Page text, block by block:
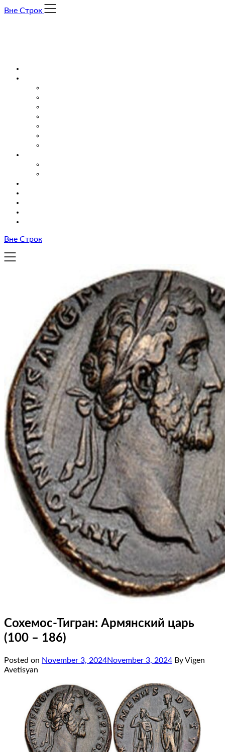
Skip
Вне Строк
Вне Строк
Сохемос-Тигран: Армянский царь
(100 – 186)
Posted on November 3, 2024November 3, 2024 By Vigen
Avetisyan